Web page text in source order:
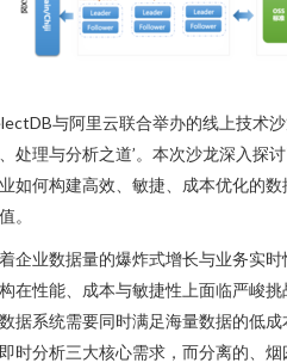
与阿里云联合举办的线上技术
处理与分析之道’。本次沙龙深入探
如何构建高效、敏捷、成本优化的
。
企业数据量的爆炸式增长与业务实
在性能、成本与敏捷性上面临严峻
据系统需要同时满足海量数据的低
时分析三大核心需求，而分离的、